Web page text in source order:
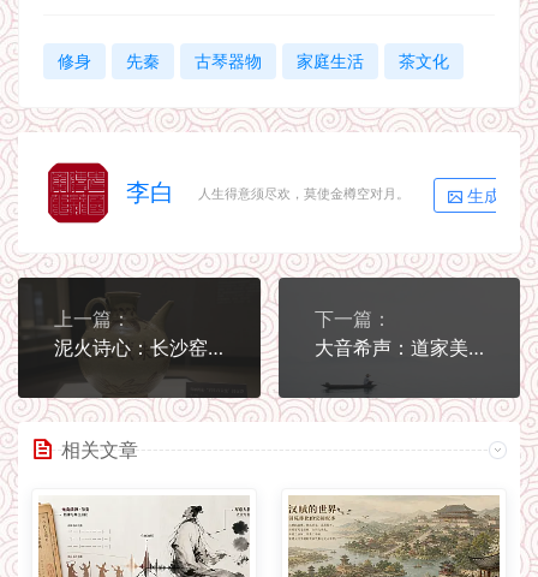
修身 先秦 古琴器物 家庭生活 茶文化
李白 人生得意须尽欢，莫使金樽空对月。 生成海报
上一篇：
泥火诗心：长沙窑瓷器上的唐念冰心
下一篇：
大音希声：道家美学的留白之境
相关文章